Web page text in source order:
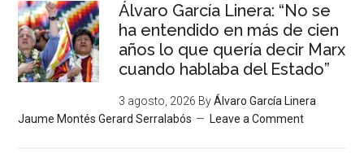
Álvaro García Linera: “No se
ha entendido en más de cien
años lo que quería decir Marx
cuando hablaba del Estado”
3 agosto, 2026 ByÁlvaro García Linera
Jaume Montés Gerard Serralabós
Leave a Comment